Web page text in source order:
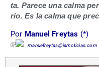
ta. Pare­ce una cal­ma
rio. Es la cal­ma que
Por Manuel Frey­tas (*)
manuefreytas@​iarnoticias.​com